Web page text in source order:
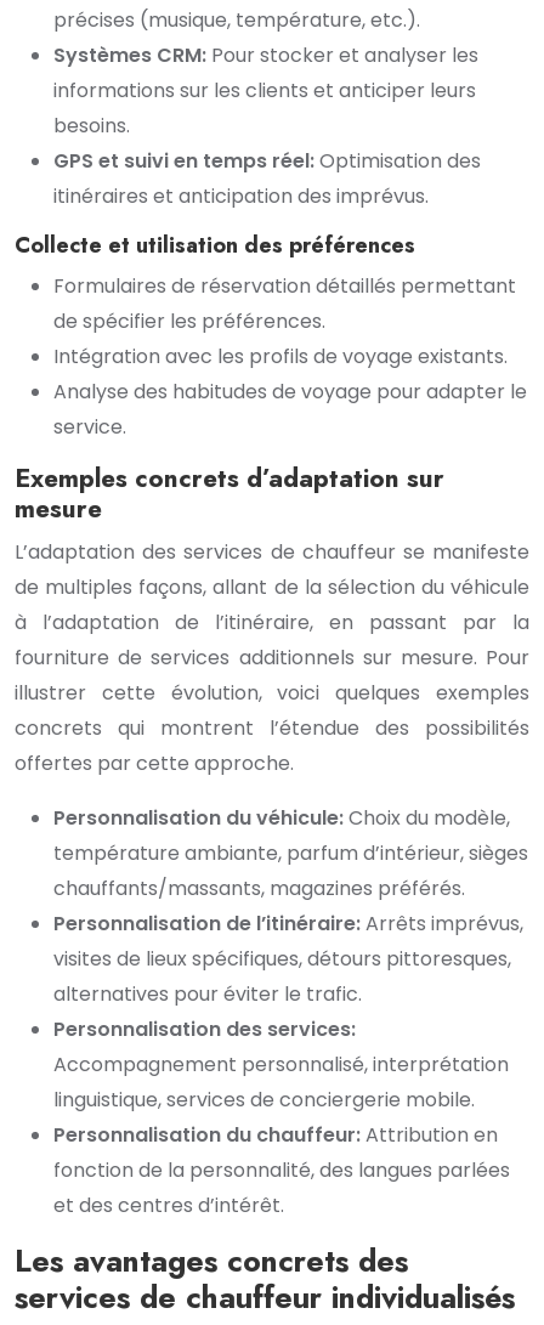
précises (musique, température, etc.).
Systèmes CRM: Pour stocker et analyser les
informations sur les clients et anticiper leurs
besoins.
GPS et suivi en temps réel:Optimisation des
itinéraires et anticipation des imprévus.
Collecte et utilisation des préférences
Formulaires de réservation détaillés permettant
de spécifier les préférences.
Intégration avec les profils de voyage existants.
Analyse des habitudes de voyage pour adapter le
service.
Exemples concrets d’adaptation sur
mesure
L’adaptation des services de chauffeur se manifeste
de multiples façons, allant de la sélection du véhicule
à l’adaptation de l’itinéraire, en passant par la
fourniture de services additionnels sur mesure. Pour
illustrer cette évolution, voici quelques exemples
concrets qui montrent l’étendue des possibilités
offertes par cette approche.
Personnalisation du véhicule:Choix du modèle,
température ambiante, parfum d’intérieur, sièges
chauffants/massants, magazines préférés.
Personnalisation de l’itinéraire:Arrêts imprévus,
visites de lieux spécifiques, détours pittoresques,
alternatives pour éviter le trafic.
Personnalisation des services:
Accompagnement personnalisé, interprétation
linguistique, services de conciergerie mobile.
Personnalisation du chauffeur:Attribution en
fonction de la personnalité, des langues parlées
et des centres d’intérêt.
Les avantages concrets des
services de chauffeur individualisés